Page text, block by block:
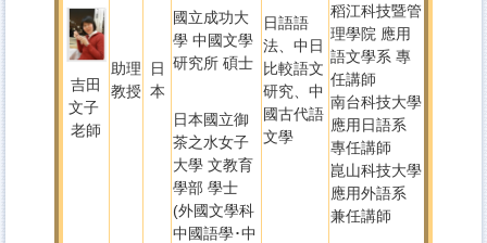
吉田
文子
老師
助理
教授
日
本
國立成功大
學 中國文學
研究所 碩士
日本國立御
茶之水女子
大學 文教育
學部 學士
(外國文學科
中國語學･中
日語語
法、中日
比較語文
研究、中
國古代語
文學
稻江科技暨管
理學院 應用
語文學系 專
任講師
南台科技大學
應用日語系
專任講師
崑山科技大學
應用外語系
兼任講師